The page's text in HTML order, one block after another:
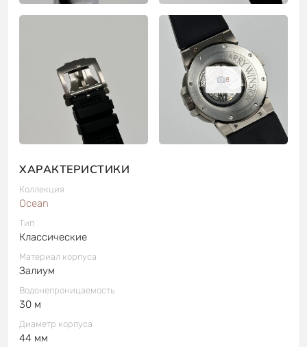
8
ХАРАКТЕРИСТИКИ
Коллекция
Ocean
Тип
Классические
Материал корпуса
Залиум
Водонепроницаемость
30 м
Диаметр корпуса
44 мм